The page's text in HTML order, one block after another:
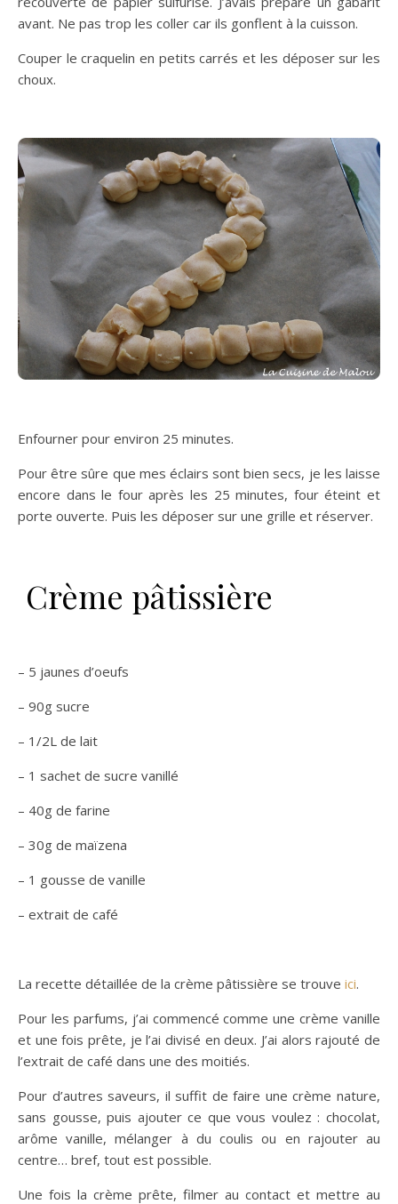
avant. Ne pas trop les coller car ils gonflent à la cuisson.
Couper le craquelin en petits carrés et les déposer sur les
choux.
Enfourner pour environ 25 minutes.
Pour être sûre que mes éclairs sont bien secs, je les laisse
encore dans le four après les 25 minutes, four éteint et
porte ouverte. Puis les déposer sur une grille et réserver.
Crème pâtissière
– 5 jaunes d’oeufs
– 90g sucre
– 1/2L de lait
– 1 sachet de sucre vanillé
– 40g de farine
– 30g de maïzena
– 1 gousse de vanille
– extrait de café
La recette détaillée de la crème pâtissière se trouve ici.
Pour les parfums, j’ai commencé comme une crème vanille
et une fois prête, je l’ai divisé en deux. J’ai alors rajouté de
l’extrait de café dans une des moitiés.
Pour d’autres saveurs, il suffit de faire une crème nature,
sans gousse, puis ajouter ce que vous voulez : chocolat,
arôme vanille, mélanger à du coulis ou en rajouter au
centre… bref, tout est possible.
Une fois la crème prête, filmer au contact et mettre au